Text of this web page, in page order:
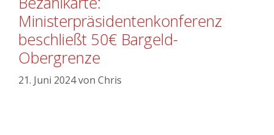
Ministerpräsidentenkonferenz
beschließt 50€ Bargeld-
Obergrenze
21. Juni 2024von Chris